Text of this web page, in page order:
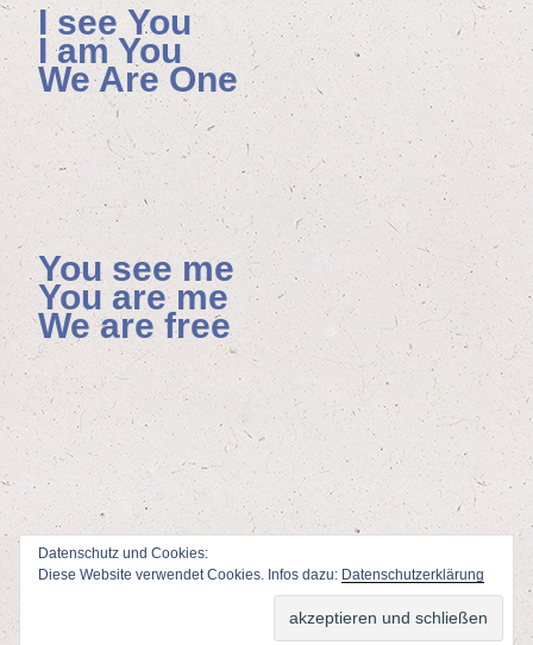
I see You
I am You
We Are One
You see me
You are me
We are free
ViSdP: Florian Hoenisch, Mainzer Allee 4, 65232 Taunusstein
Webdesign & Adminstration: Peter Wolfwww.fotodesign-wolf.de
Datenschutz und Cookies:
Diese Website verwendet Cookies. Infos dazu: Datenschutzerklärung